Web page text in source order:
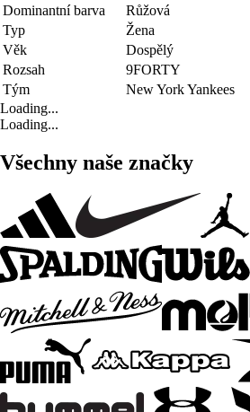
Dominantní barva
Růžová
Typ
Žena
Věk
Dospělý
Rozsah
9FORTY
Tým
New York Yankees
Loading...
Loading...
Všechny naše značky